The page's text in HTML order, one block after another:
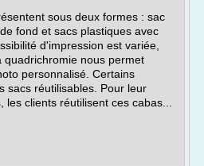
sous deux formes : sac
fond et sacs plastiques avec
d'impression est variée,
quadrichromie nous permet
personnalisé. Certains
sacs réutilisables. Pour leur
clients réutilisent ces cabas...